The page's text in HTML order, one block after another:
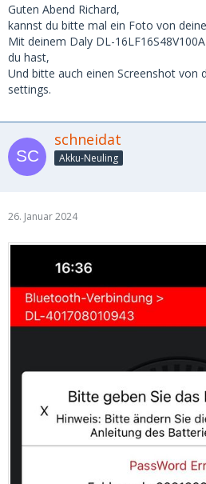
Guten Abend Richard,
kannst du bitte mal ein Foto von
Mit deinem Daly DL-
du hast,
Und bitte auch einen Screenshot von
settings.
schneidat
Akku-Neuling
26. Januar 2024